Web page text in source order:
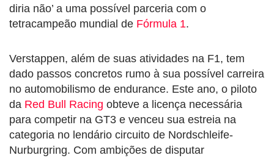
diria não’ a uma possível parceria com o
tetracampeão mundial de Fórmula 1.
Verstappen, além de suas atividades na F1, tem
dado passos concretos rumo à sua possível carreira
no automobilismo de endurance. Este ano, o piloto
da Red Bull Racing obteve a licença necessária
para competir na GT3 e venceu sua estreia na
categoria no lendário circuito de Nordschleife-
Nurburgring. Com ambições de disputar